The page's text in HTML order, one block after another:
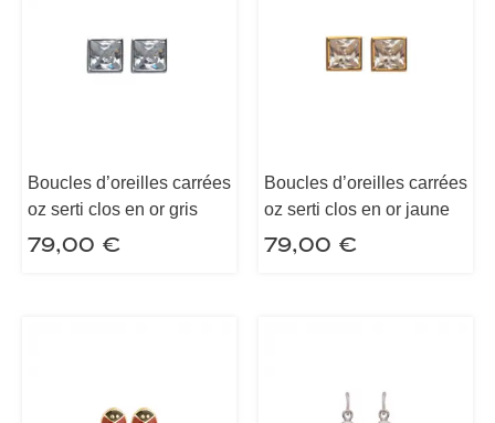
Boucles d’oreilles carrées
oz serti clos en or gris
79,00 €
Boucles d’oreilles carrées
oz serti clos en or jaune
79,00 €